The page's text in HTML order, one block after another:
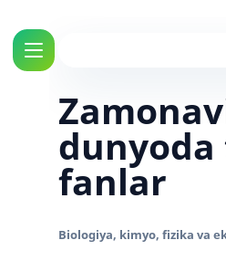
fanlar